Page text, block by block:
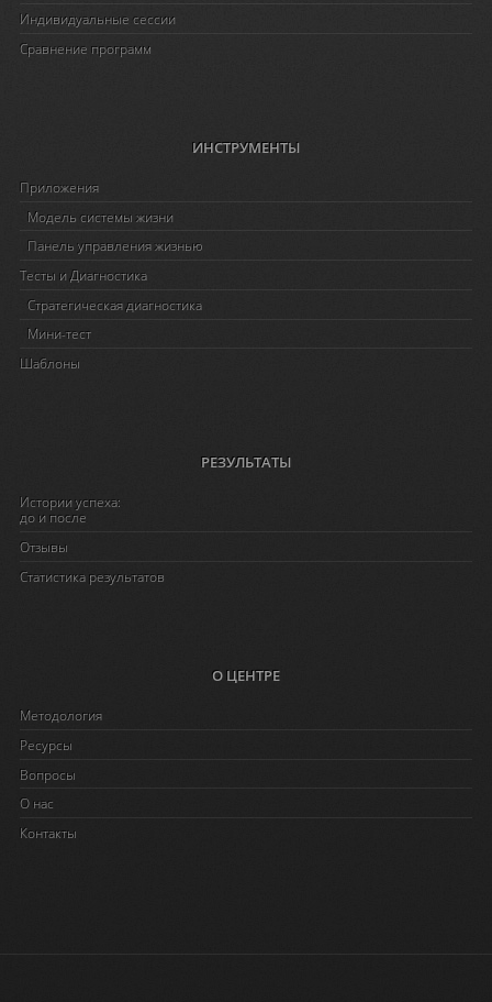
Индивидуальные сессии
Сравнение программ
ИНСТРУМЕНТЫ
Приложения
Модель системы жизни
Панель управления жизнью
Тесты и Диагностика
Стратегическая диагностика
Мини-тест
Шаблоны
РЕЗУЛЬТАТЫ
Истории успеха:
до и после
Отзывы
Статистика результатов
О ЦЕНТРЕ
Методология
Ресурсы
Вопросы
O нас
Контакты